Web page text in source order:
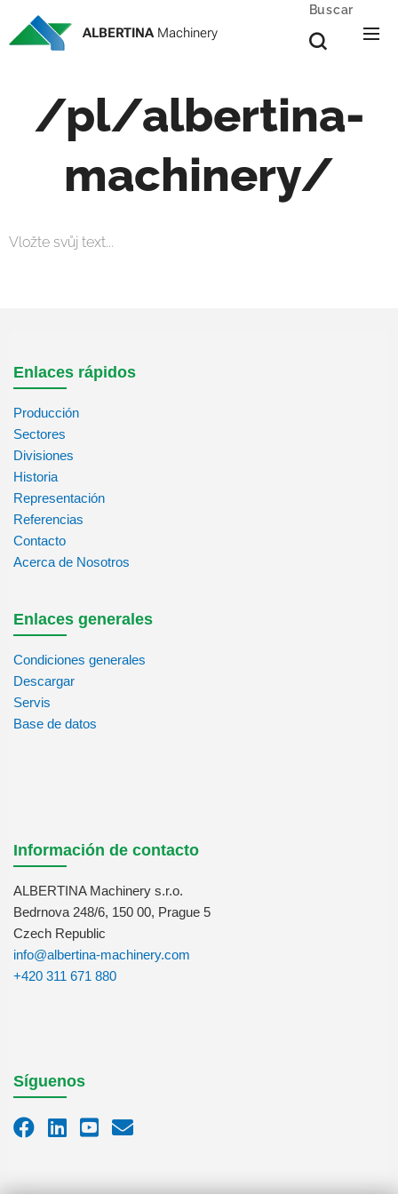
ALBERTINA Machinery
Buscar
/pl/albertina-
machinery/
Vložte svůj text...
Enlaces rápidos
Producción
Sectores
Divisiones
Historia
Representación
Referencias
Contacto
Acerca de Nosotros
Enlaces generales
Condiciones generales
Descargar
Servis
Base de datos
Información de contacto
ALBERTINA Machinery s.r.o.
Bedrnova 248/6, 150 00, Prague 5
Czech Republic
info@albertina-machinery.com
+420 311 671 880
Síguenos